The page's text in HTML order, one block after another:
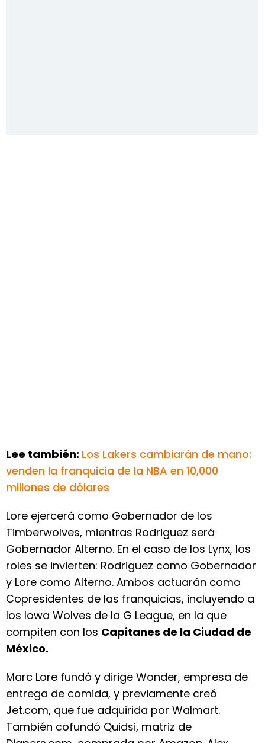
Lee también: Los Lakers cambiarán de mano:
venden la franquicia de la NBA en 10,000
millones de dólares
Lore ejercerá como Gobernador de los
Timberwolves, mientras Rodriguez será
Gobernador Alterno. En el caso de los Lynx, los
roles se invierten: Rodriguez como Gobernador
y Lore como Alterno. Ambos actuarán como
Copresidentes de las franquicias, incluyendo a
los Iowa Wolves de la G League, en la que
compiten con los Capitanes de la Ciudad de
México.
Marc Lore fundó y dirige Wonder, empresa de
entrega de comida, y previamente creó
Jet.com, que fue adquirida por Walmart.
También cofundó Quidsi, matriz de